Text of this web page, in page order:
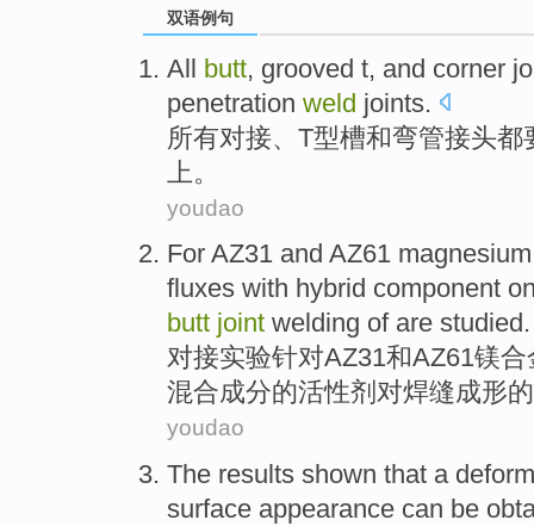
双语例句
All butt, grooved t, and corner
penetration weld joints.
所有对接、T型槽和弯管接头都
上。
youdao
For AZ31 and AZ61
fluxes with hybrid component
butt joint welding of are studied .
对接实验针对AZ31和AZ61镁合
混合成分的活性剂 对焊缝成形的
youdao
The results shown that a
surface appearance can be